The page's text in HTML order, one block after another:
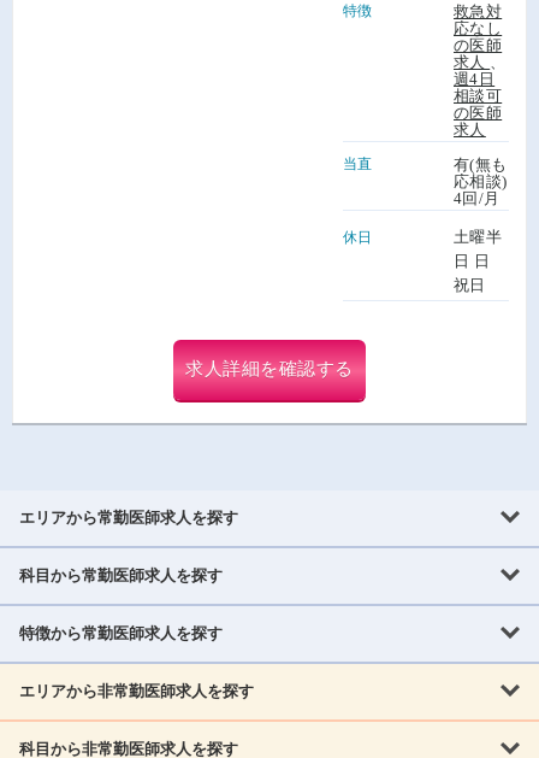
特徴
救急対
応なし
の医師
求人
週4日
相談可
の医師
求人
当直
有(無も
応相談)
4回/月
休日
土曜半
日 日
祝日
求人詳細を確認する
エリアから常勤医師求人を探す
北海道・東北
北海道 青森県 岩手県
茨城県 栃木県 群馬県
科目から常勤医師求人を探す
内科系
消化器科 呼吸器科
特徴から常勤医師求人を探す
救急対応なし 女性医師歓迎
エリアから非常勤医師求人を探す
科目から非常勤医師求人を探す